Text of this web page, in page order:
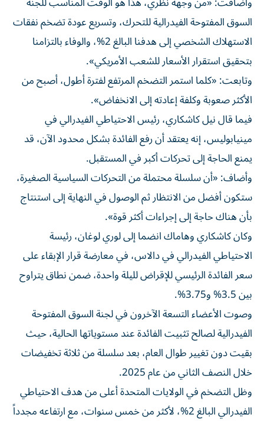
السوق المفتوحة الفيدرالية للتحرك، وتسريع عودة تضخم نفقات
الاستهلاك الشخصي إلى هدفنا البالغ 2%، والوفاء بالتزامنا
بتحقيق استقرار الأسعار للشعب الأمريكي».
وتابعت: «كلما استمر التضخم المرتفع لفترة أطول، أصبح من
الأكثر صعوبة وكلفة إعادته إلى الانخفاض».
فيما قال نيل كاشكاري، رئيس الاحتياطي الفيدرالي في
مينيابوليس، إنه يعتقد أن رفع الفائدة بشكل محدود الآن، قد
يمنع الحاجة إلى تحركات أكبر في المستقبل.
وأضاف: «أن سلسلة محتملة من التحركات السياسية الصغيرة،
ستكون أفضل من الانتظار ثم الوصول في النهاية إلى استنتاج
بأن هناك حاجة إلى إجراءات أكثر قوة».
وكان كاشكاري وهاماك انضما إلى لوري لوغان، رئيسة
الاحتياطي الفيدرالي في دالاس، في معارضة قرار الإبقاء على
سعر الفائدة الرئيسي للإقراض لليلة واحدة، ضمن نطاق يتراوح
بين 3.5% و3.75%.
وصوت الأعضاء التسعة الآخرون في لجنة السوق المفتوحة
الفيدرالية لصالح تثبيت الفائدة عند مستوياتها الحالية، حيث
بقيت دون تغيير طوال العام، بعد سلسلة من ثلاثة تخفيضات
خلال النصف الثاني من عام 2025.
وظل التضخم في الولايات المتحدة أعلى من هدف الاحتياطي
الفيدرالي البالغ 2%، لأكثر من خمس سنوات، مع ارتفاعه مجدداً